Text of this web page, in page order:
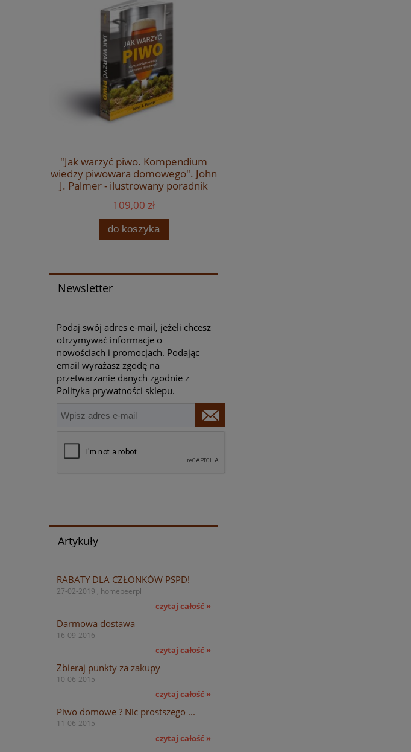
"Jak warzyć piwo. Kompendium
wiedzy piwowara domowego". John
J. Palmer - ilustrowany poradnik
109,00 zł
do koszyka
Newsletter
Podaj swój adres e-mail, jeżeli chcesz
otrzymywać informacje o
nowościach i promocjach. Podając
email wyrażasz zgodę na
przetwarzanie danych zgodnie z
Polityka prywatności sklepu.
Artykuły
RABATY DLA CZŁONKÓW PSPD!
27-02-2019 , homebeerpl
czytaj całość »
Darmowa dostawa
16-09-2016
czytaj całość »
Zbieraj punkty za zakupy
10-06-2015
czytaj całość »
Piwo domowe ? Nic prostszego ...
11-06-2015
czytaj całość »